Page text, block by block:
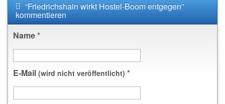
“Friedrichshain wirkt Hostel-Boom entgegen”
kommentieren
Name*
E-Mail (wird nicht veröffentlicht) *